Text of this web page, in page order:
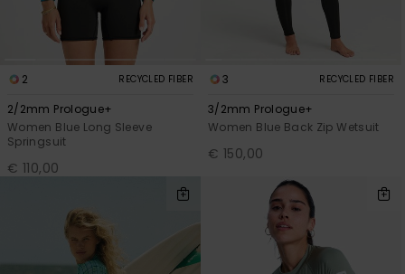
2 RECYCLED FIBER
2/2mm Prologue+
Women Blue Long Sleeve
Springsuit
€ 110,00
3 RECYCLED FIBER
3/2mm Prologue+
Women Blue Back Zip Wetsuit
€ 150,00